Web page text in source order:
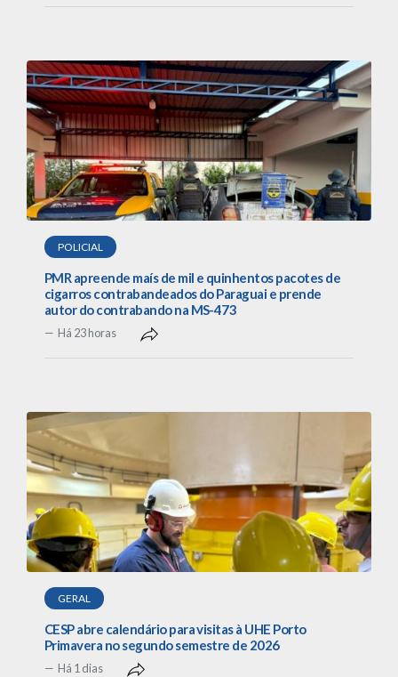
POLICIAL
PMR apreende maís de mil e quinhentos pacotes de
cigarros contrabandeados do Paraguai e prende
autor do contrabando na MS-473
Há 23 horas
GERAL
CESP abre calendário para visitas à UHE Porto
Primavera no segundo semestre de 2026
Há 1 dias